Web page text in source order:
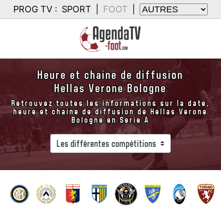
PROG TV : SPORT FOOT
Heure et chaine de diffusion
Hellas Verone Bologne
Retrouvez toutes les informations sur la date,
heure et chaine de diffusion de Hellas Verone
Bologne en Serie A